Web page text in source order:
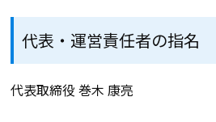
代表・運営責任者の指名
代表取締役 巻木 康亮